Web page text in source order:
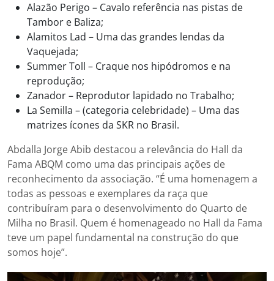
Alazão Perigo – Cavalo referência nas pistas de
Tambor e Baliza;
Alamitos Lad – Uma das grandes lendas da
Vaquejada;
Summer Toll – Craque nos hipódromos e na
reprodução;
Zanador – Reprodutor lapidado no Trabalho;
La Semilla – (categoria celebridade) – Uma das
matrizes ícones da SKR no Brasil.
Abdalla Jorge Abib destacou a relevância do Hall da
Fama ABQM como uma das principais ações de
reconhecimento da associação. “É uma homenagem a
todas as pessoas e exemplares da raça que
contribuíram para o desenvolvimento do Quarto de
Milha no Brasil. Quem é homenageado no Hall da Fama
teve um papel fundamental na construção do que
somos hoje”.